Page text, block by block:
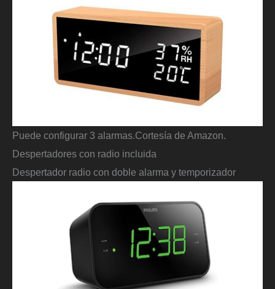
Puede configurar 3 alarmas.Cortesía de Amazon.
Despertadores con radio incluida
Despertador radio con doble alarma y temporizador